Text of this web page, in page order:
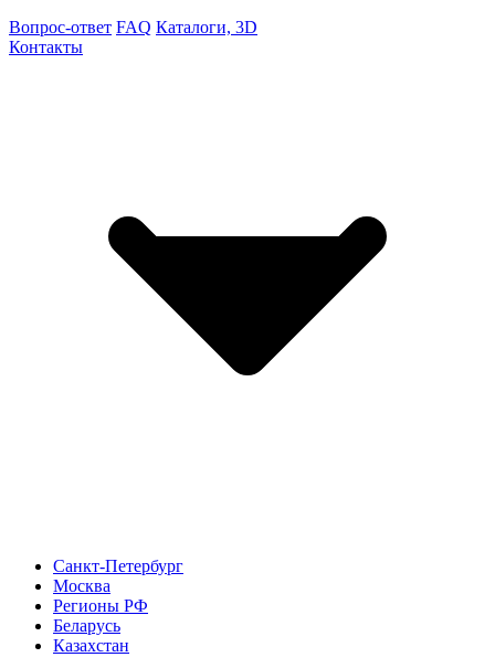
Вопрос-ответ FAQ Каталоги, 3D
Контакты
Санкт-Петербург
Москва
Регионы РФ
Беларусь
Казахстан